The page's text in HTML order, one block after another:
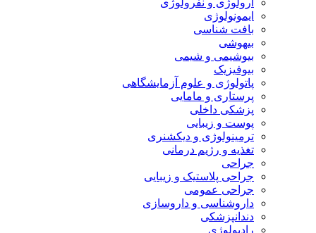
ایمونولوژی
بافت شناسی
بیهوشی
بیوشیمی و شیمی
بیوفیزیک
پاتولوژی و علوم آزمایشگاهی
پرستاری و مامایی
پزشکی داخلی
پوست و زیبایی
ترمینولوژی و دیکشنری
تغذیه و رژیم درمانی
جراحی
جراحی پلاستیک و زیبایی
جراحی عمومی
داروشناسی و داروسازی
دندانپزشکی
رادیولوژی